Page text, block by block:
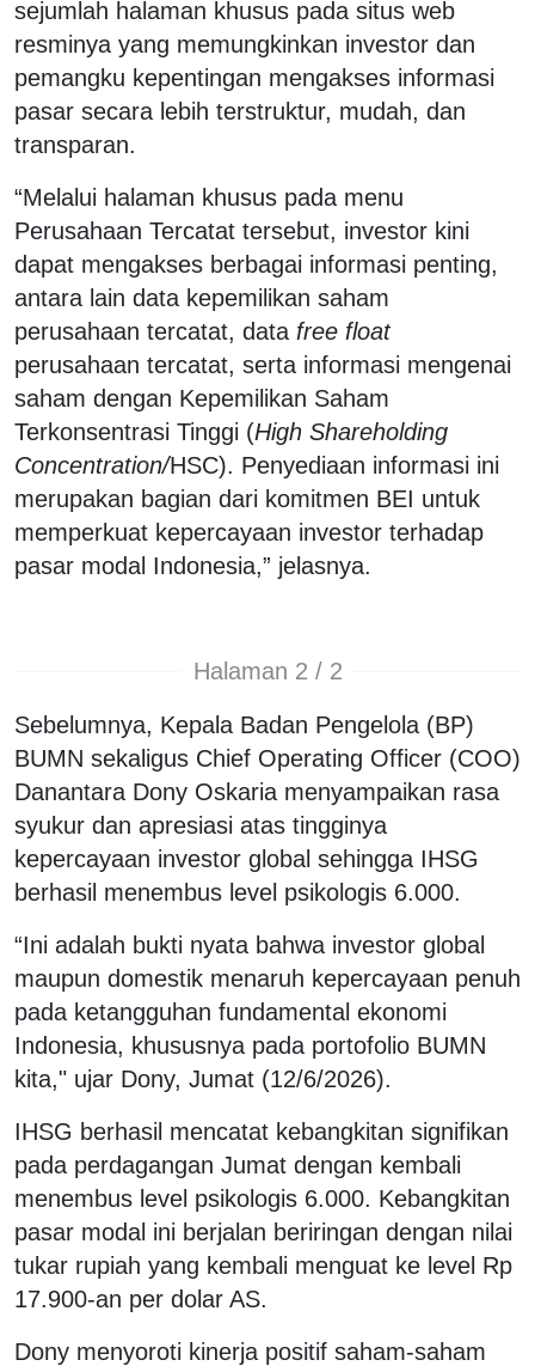
sejumlah halaman khusus pada situs web
resminya yang memungkinkan investor dan
pemangku kepentingan mengakses informasi
pasar secara lebih terstruktur, mudah, dan
transparan.
“Melalui halaman khusus pada menu
Perusahaan Tercatat tersebut, investor kini
dapat mengakses berbagai informasi penting,
antara lain data kepemilikan saham
perusahaan tercatat, data free float
perusahaan tercatat, serta informasi mengenai
saham dengan Kepemilikan Saham
Terkonsentrasi Tinggi (High Shareholding
Concentration/HSC). Penyediaan informasi ini
merupakan bagian dari komitmen BEI untuk
memperkuat kepercayaan investor terhadap
pasar modal Indonesia,” jelasnya.
Halaman 2 / 2
Sebelumnya, Kepala Badan Pengelola (BP)
BUMN sekaligus Chief Operating Officer (COO)
Danantara Dony Oskaria menyampaikan rasa
syukur dan apresiasi atas tingginya
kepercayaan investor global sehingga IHSG
berhasil menembus level psikologis 6.000.
“Ini adalah bukti nyata bahwa investor global
maupun domestik menaruh kepercayaan penuh
pada ketangguhan fundamental ekonomi
Indonesia, khususnya pada portofolio BUMN
kita," ujar Dony, Jumat (12/6/2026).
IHSG berhasil mencatat kebangkitan signifikan
pada perdagangan Jumat dengan kembali
menembus level psikologis 6.000. Kebangkitan
pasar modal ini berjalan beriringan dengan nilai
tukar rupiah yang kembali menguat ke level Rp
17.900-an per dolar AS.
Dony menyoroti kinerja positif saham-saham